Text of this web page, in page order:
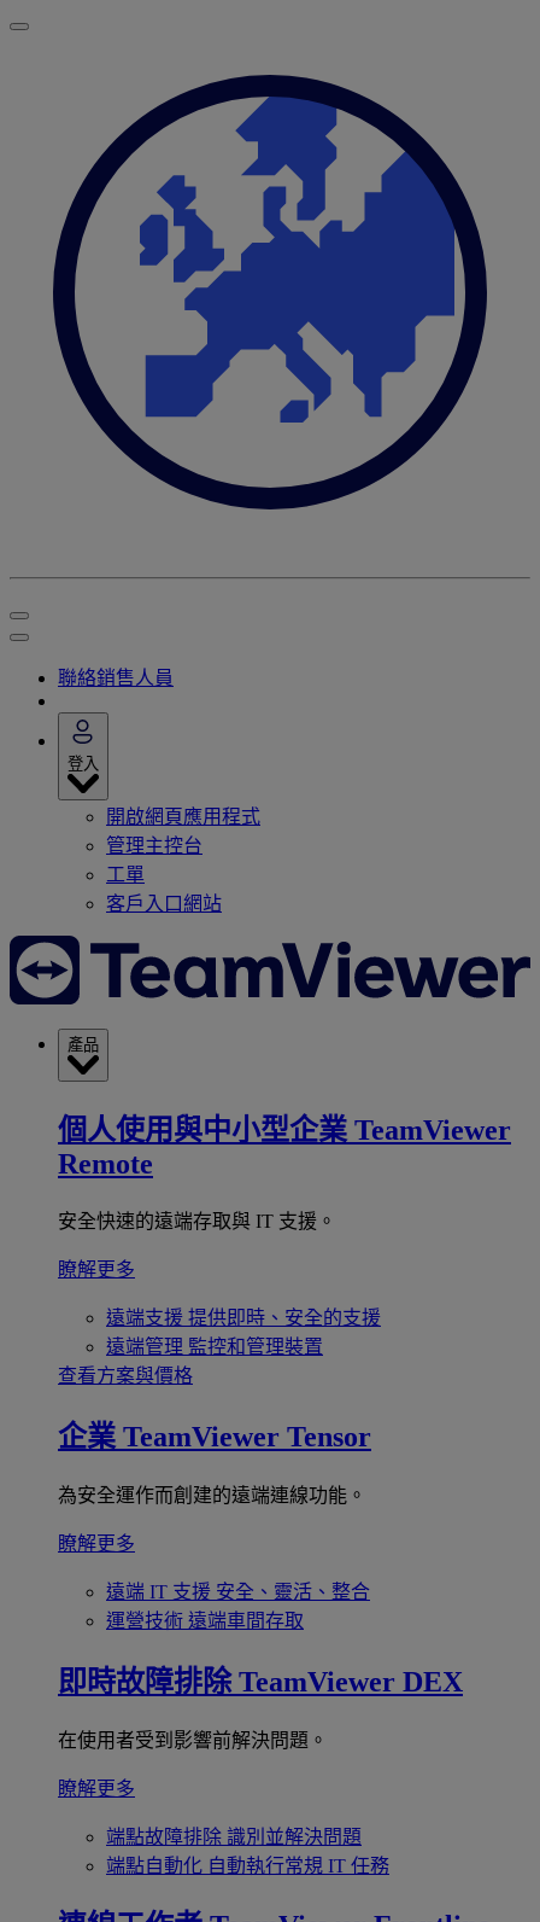
聯絡銷售人員
登入
開啟網頁應用程式
管理主控台
工單
客戶入口網站
產品
個人使用與中小型企業 TeamViewer
Remote
安全快速的遠端存取與 IT 支援。
瞭解更多
遠端支援 提供即時、安全的支援
遠端管理 監控和管理裝置
查看方案與價格
企業 TeamViewer Tensor
為安全運作而創建的遠端連線功能。
瞭解更多
遠端 IT 支援 安全、靈活、整合
運營技術 遠端車間存取
即時故障排除 TeamViewer DEX
在使用者受到影響前解決問題。
瞭解更多
端點故障排除 識別並解決問題
端點自動化 自動執行常規 IT 任務